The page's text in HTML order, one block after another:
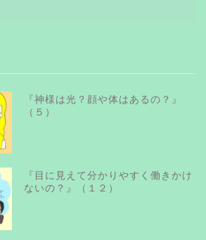
『神様は光？顔や体はあるの？』
（５）
『目に見えて分かりやすく働きかけ
ないの？』（１２）